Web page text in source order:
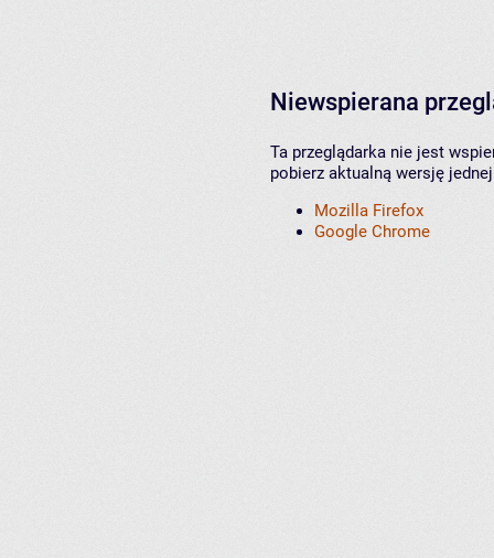
Niewspierana
Ta przeglądarka nie jest
pobierz aktualną wersję
Mozilla Firefox
Google Chrome